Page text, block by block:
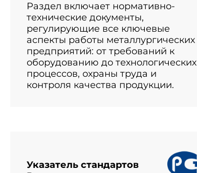
Раздел включает нормативно-
технические документы,
регулирующие все ключевые
аспекты работы металлургических
предприятий: от требований к
оборудованию до технологических
процессов, охраны труда и
контроля качества продукции.
Указатель стандартов